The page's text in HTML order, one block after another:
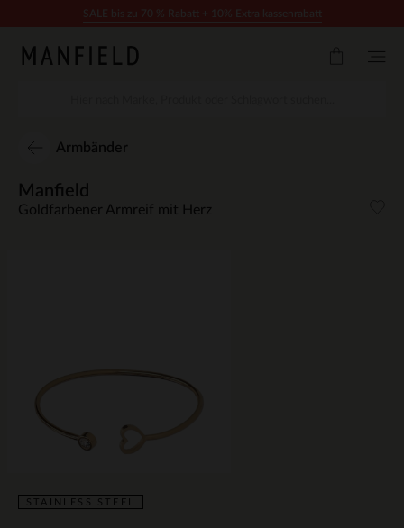
Armbänder
STAINLESS STEEL
Manfield
Goldfarbener Armreif mit Herz